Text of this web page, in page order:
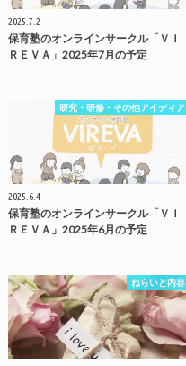
2025.7.2
保育塾のオンラインサークル「ＶＩ
ＲＥＶＡ」2025年7月の予定
研究・研修・その他アイディア
2025.6.4
保育塾のオンラインサークル「ＶＩ
ＲＥＶＡ」2025年6月の予定
ねらいと内容